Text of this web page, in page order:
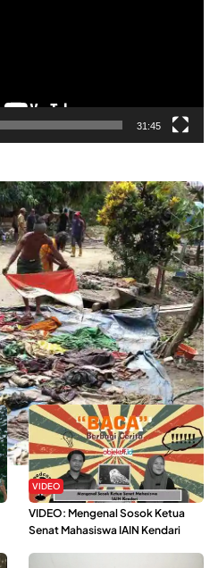
31:45
Butuhkan Air Bersih
VIDEO
VIDEO: Mengenal Sosok Ketua
Senat Mahasiswa IAIN Kendari